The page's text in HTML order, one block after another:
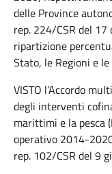
delle Province
rep. 224/CSR del
ripartizione
Stato, le Regioni e
VISTO l’Accordo
degli interventi
marittimi e la pesca
operativo 2014-
rep. 102/CSR del 9